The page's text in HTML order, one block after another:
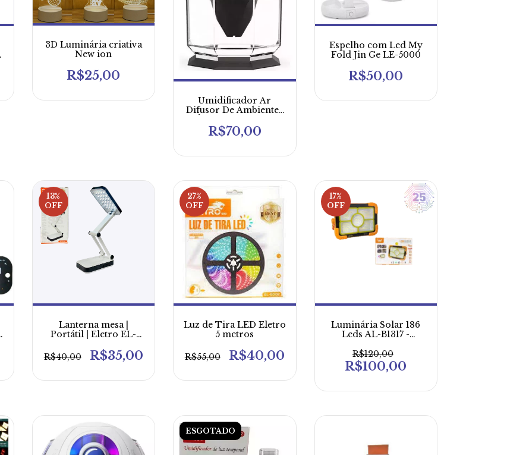
3D Luminária criativa
New ion
R$25,00
Umidificador Ar
Difusor De Ambientes
Guerra
R$70,00
Espelho com Led My
Fold Jin Ge LE-5000
R$50,00
13%
OFF
Lanterna mesa |
Portátil | Eletro EL-
R$40,00
R$35,00
27%
OFF
Luz de Tira LED Eletro
5 metros
R$55,00 R$40,00
17%
OFF
Luminária Solar 186
Leds AL-B1317 -
R$120,00
R$100,00
ESGOTADO